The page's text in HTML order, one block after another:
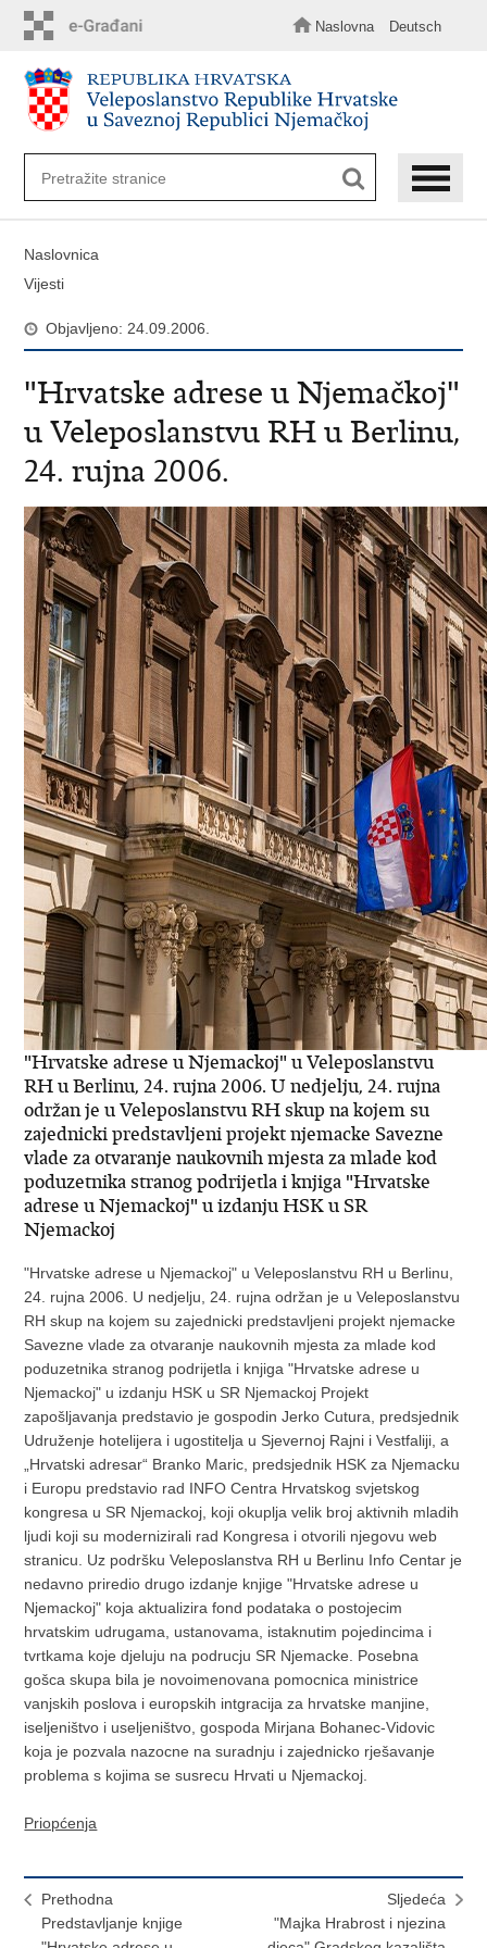
sadržaj
Naslovna Deutsch
Naslovnica
Vijesti
Objavljeno: 24.09.2006.
"Hrvatske adrese u Njemačkoj"
u Veleposlanstvu RH u Berlinu,
24. rujna 2006.
"Hrvatske adrese u Njemackoj" u Veleposlanstvu
RH u Berlinu, 24. rujna 2006. U nedjelju, 24. rujna
održan je u Veleposlanstvu RH skup na kojem su
zajednicki predstavljeni projekt njemacke Savezne
vlade za otvaranje naukovnih mjesta za mlade kod
poduzetnika stranog podrijetla i knjiga "Hrvatske
adrese u Njemackoj" u izdanju HSK u SR
Njemackoj
"Hrvatske adrese u Njemackoj" u Veleposlanstvu RH u Berlinu,
24. rujna 2006. U nedjelju, 24. rujna održan je u Veleposlanstvu
RH skup na kojem su zajednicki predstavljeni projekt njemacke
Savezne vlade za otvaranje naukovnih mjesta za mlade kod
poduzetnika stranog podrijetla i knjiga "Hrvatske adrese u
Njemackoj" u izdanju HSK u SR Njemackoj Projekt
zapošljavanja predstavio je gospodin Jerko Cutura, predsjednik
Udruženje hotelijera i ugostitelja u Sjevernoj Rajni i Vestfaliji, a
„Hrvatski adresar“ Branko Maric, predsjednik HSK za Njemacku
i Europu predstavio rad INFO Centra Hrvatskog svjetskog
kongresa u SR Njemackoj, koji okuplja velik broj aktivnih mladih
ljudi koji su modernizirali rad Kongresa i otvorili njegovu web
stranicu. Uz podršku Veleposlanstva RH u Berlinu Info Centar je
nedavno priredio drugo izdanje knjige "Hrvatske adrese u
Njemackoj" koja aktualizira fond podataka o postojecim
hrvatskim udrugama, ustanovama, istaknutim pojedincima i
tvrtkama koje djeluju na podrucju SR Njemacke. Posebna
gošca skupa bila je novoimenovana pomocnica ministrice
vanjskih poslova i europskih intgracija za hrvatske manjine,
iseljeništvo i useljeništvo, gospoda Mirjana Bohanec-Vidovic
koja je pozvala nazocne na suradnju i zajednicko rješavanje
problema s kojima se susrecu Hrvati u Njemackoj.
Priopćenja
Prethodna
Predstavljanje knjige
Sljedeća
"Majka Hrabrost i njezina